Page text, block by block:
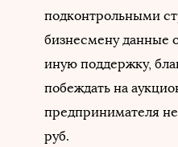
подконтрольными
бизнесмену данные
иную поддержку,
побеждать на
предпринимателя
руб.